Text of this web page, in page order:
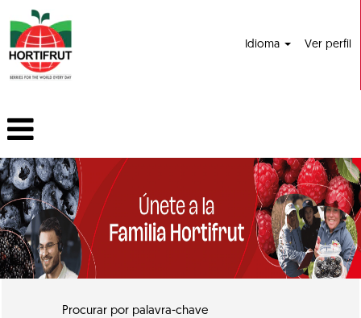
Idioma Ver perfil
Procurar por palavra-chave